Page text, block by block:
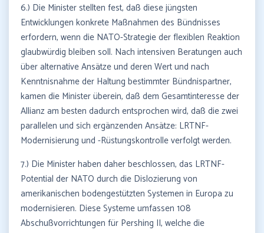
6.) Die Minister stellten fest, daß diese jüngsten
Entwicklungen konkrete Maßnahmen des Bündnisses
erfordern, wenn die NATO-Strategie der flexiblen Reaktion
glaubwürdig bleiben soll. Nach intensiven Beratungen auch
über alternative Ansätze und deren Wert und nach
Kenntnisnahme der Haltung bestimmter Bündnispartner,
kamen die Minister überein, daß dem Gesamtinteresse der
Allianz am besten dadurch entsprochen wird, daß die zwei
parallelen und sich ergänzenden Ansätze: LRTNF-
Modernisierung und -Rüstungskontrolle verfolgt werden.
7.) Die Minister haben daher beschlossen, das LRTNF-
Potential der NATO durch die Dislozierung von
amerikanischen bodengestützten Systemen in Europa zu
modernisieren. Diese Systeme umfassen 108
Abschußvorrichtungen für Pershing II, welche die